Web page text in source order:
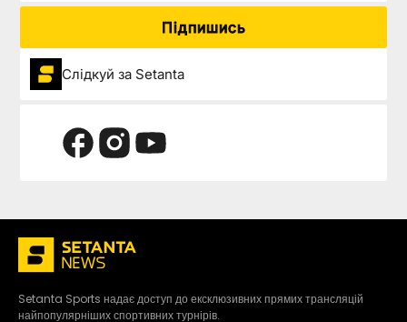
Підпишись
Слідкуй за Setanta
Setanta Sports надає доступ до ексклюзивних прямих трансляцій
найпопулярніших спортивних турнірів.